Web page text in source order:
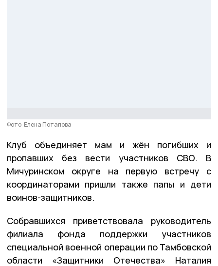
Фото: Елена Потапова
Клуб объединяет мам и жён погибших и
пропавших без вести участников СВО. В
Мичуринском округе на первую встречу с
координаторами пришли также папы и дети
воинов-защитников.
Собравшихся приветствовала руководитель
филиала фонда поддержки участников
специальной военной операции по Тамбовской
области «Защитники Отечества» Наталия